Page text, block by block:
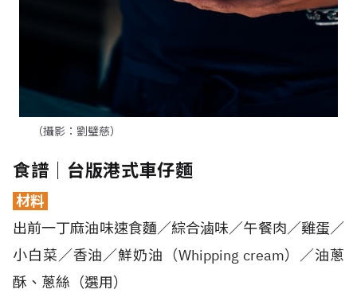
（攝影：劉璧慈）
食譜｜台版港式車仔麵
材料
出前一丁麻油味速食麵／綜合滷味／午餐肉／雞蛋／
小白菜／香油／鮮奶油（Whipping cream）／油蔥
酥、蔥絲（選用）